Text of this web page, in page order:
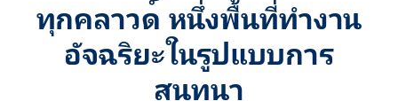
ทุกคลาวด์ หนึ่งพื้นที่ทำงาน
อัจฉริยะในรูปแบบการ
สนทนา